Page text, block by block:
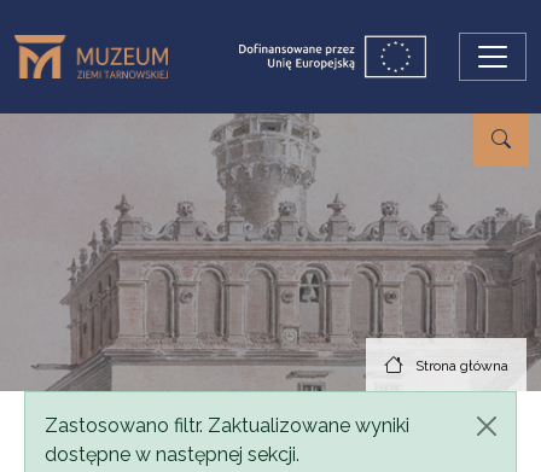
Strona główna
Komunikat
Zastosowano filtr. Zaktualizowane wyniki
dostępne w następnej sekcji.